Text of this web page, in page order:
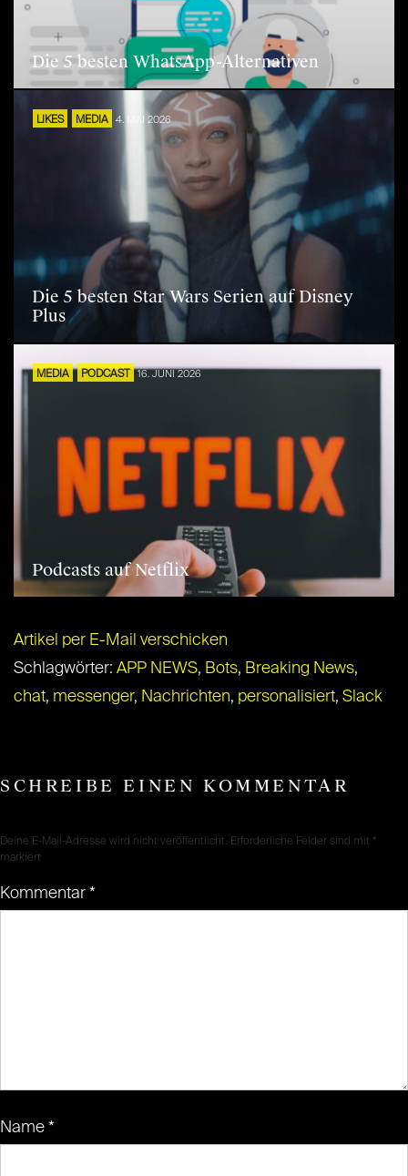
Die 5 besten WhatsApp-Alternativen
LIKES MEDIA 4. MAI 2026
Die 5 besten Star Wars Serien auf Disney
Plus
MEDIA PODCAST 16. JUNI 2026
Podcasts auf Netflix
Artikel per E-Mail verschicken
Schlagwörter: APP NEWS, Bots, Breaking News,
chat, messenger, Nachrichten, personalisiert, Slack
SCHREIBE EINEN KOMMENTAR
Deine E-Mail-Adresse wird nicht veröffentlicht. Erforderliche Felder sind mit *
markiert
Kommentar *
Name *